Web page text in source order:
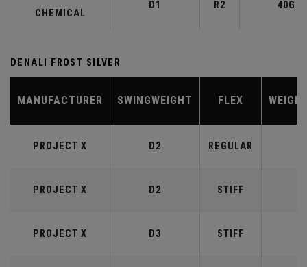
CHEMICAL
D1 R2 40G
DENALI FROST SILVER
MANUFACTURER SWINGWEIGHT FLEX
PROJECT X D2 REGULAR
PROJECT X D2 STIFF
PROJECT X D3 STIFF